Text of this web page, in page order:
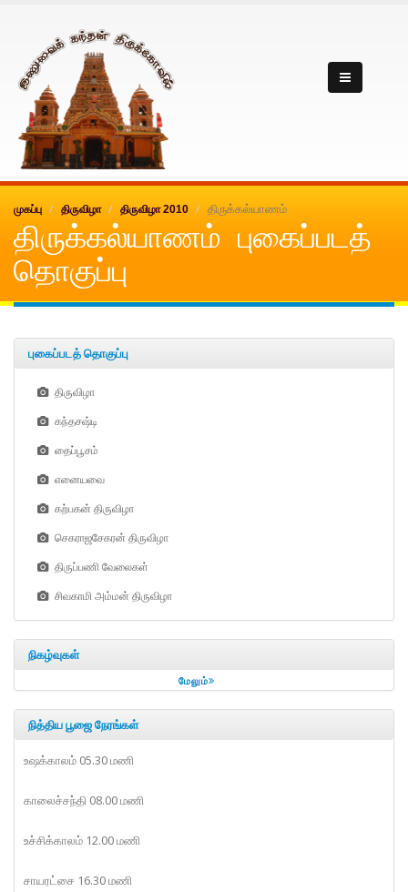
முகப்பு திருவிழா திருவிழா 2010 திருக்கல்யாணம்
திருக்கல்யாணம் புகைப்படத்
தொகுப்பு
புகைப்படத் தொகுப்பு
திருவிழா
கந்தசஷ்டி
தைப்பூசம்
எனையவை
கற்பகன் திருவிழா
செகராஜசேகரன் திருவிழா
திருப்பணி வேலைகள்
சிவகாமி அம்மன் திருவிழா
நிகழ்வுகள்
மேலும்
நித்திய பூஜை நேரங்கள்
உஷக்காலம் 05.30 மணி
காலைச்சந்தி 08.00 மணி
உச்சிக்காலம் 12.00 மணி
சாயரட்சை 16.30 மணி